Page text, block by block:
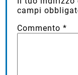
campi
Commento*